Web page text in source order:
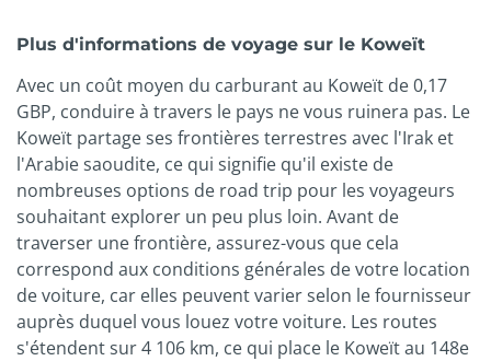
Plus d'informations de voyage sur le Koweït
Avec un coût moyen du carburant au Koweït de 0,17
GBP, conduire à travers le pays ne vous ruinera pas. Le
Koweït partage ses frontières terrestres avec l'Irak et
l'Arabie saoudite, ce qui signifie qu'il existe de
nombreuses options de road trip pour les voyageurs
souhaitant explorer un peu plus loin. Avant de
traverser une frontière, assurez-vous que cela
correspond aux conditions générales de votre location
de voiture, car elles peuvent varier selon le fournisseur
auprès duquel vous louez votre voiture. Les routes
s'étendent sur 4 106 km, ce qui place le Koweït au 148e